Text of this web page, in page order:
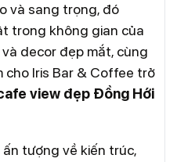
và sang trọng, đó
trong không gian của
decor đẹp mắt, cùng
cho Iris Bar & Coffee trở
view đẹp Đồng Hới
tượng về kiến trúc,